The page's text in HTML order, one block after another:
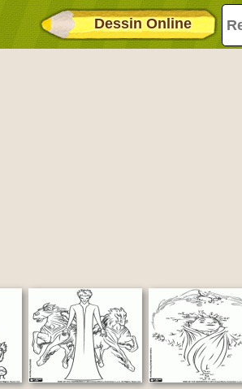
Dessin Online